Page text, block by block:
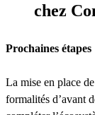
chez
Prochaines étapes
La mise en place
formalités d’avant